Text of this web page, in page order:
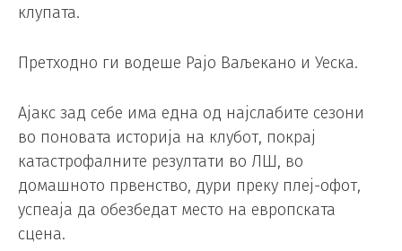
клупата.
Претходно ги водеше Рајо Ваљекано и Уеска.
Ајакс зад себе има една од најслабите сезони
во поновата историја на клубот, покрај
катастрофалните резултати во ЛШ, во
домашното првенство, дури преку плеј-офот,
успеаја да обезбедат место на европската
сцена.